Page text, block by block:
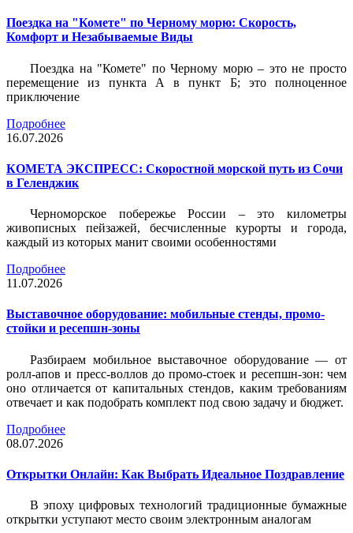
Поездка на "Комете" по Черному морю: Скорость,
Комфорт и Незабываемые Виды
Поездка на "Комете" по Черному морю – это не просто
перемещение из пункта А в пункт Б; это полноценное
приключение
Подробнее
16.07.2026
КОМЕТА ЭКСПРЕСС: Скоростной морской путь из Сочи
в Геленджик
Черноморское побережье России – это километры
живописных пейзажей, бесчисленные курорты и города,
каждый из которых манит своими особенностями
Подробнее
11.07.2026
Выставочное оборудование: мобильные стенды, промо-
стойки и ресепшн-зоны
Разбираем мобильное выставочное оборудование — от
ролл-апов и пресс-воллов до промо-стоек и ресепшн-зон: чем
оно отличается от капитальных стендов, каким требованиям
отвечает и как подобрать комплект под свою задачу и бюджет.
Подробнее
08.07.2026
Открытки Онлайн: Как Выбрать Идеальное Поздравление
В эпоху цифровых технологий традиционные бумажные
открытки уступают место своим электронным аналогам